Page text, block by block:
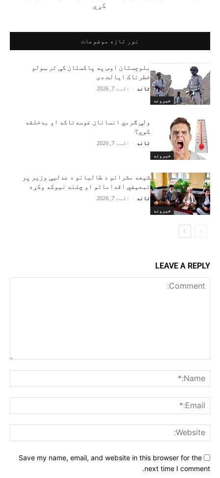
کړي
نور تازه موضوعات
خبرونه
بلوچستان اوس په پاکستان کې تر ټولو
خطرناک ایالت دی
تاند - اګست 7, 2026
خبرونه
ولې ګرمي انسانان غوسه‌ناکه او بدخلقه
کوي؟
تاند - اګست 7, 2026
خبرونه
شیعه مشرانو د طالبانو د عدلیې وزیر پر
تبعیضي اقداماتو او چلند نیوکه وکړه
تاند - اګست 7, 2026
LEAVE A REPLY
Save my name, email, and website in this browser for the
next time I comment.